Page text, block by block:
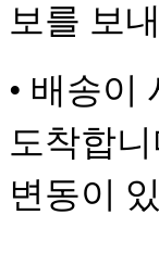
보를 보
• 배송이
도착합
변동이